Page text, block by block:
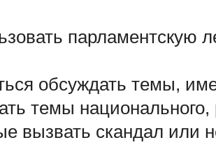
парламентскую
обсуждать темы,
темы
вызвать скандал или